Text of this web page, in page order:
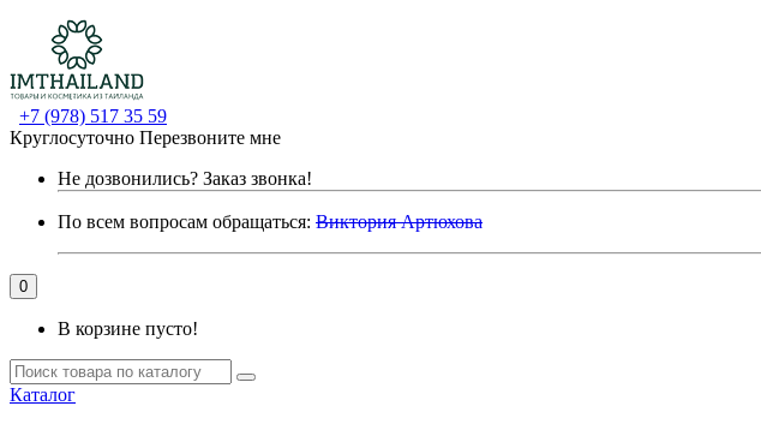
+7 (978) 517 35 59
Круглосуточно Перезвоните мне
Не дозвонились? Заказ звонка!
По всем вопросам обращаться: Виктория Артюхова
0
В корзине пусто!
Каталог